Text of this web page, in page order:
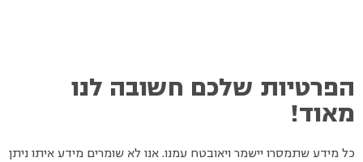
הפרטיות שלכם חשובה לנו
מאוד!
כל מידע שתמסרו יישמר ויאובטח עמנו. אנו לא שומרים מידע איתו ניתן